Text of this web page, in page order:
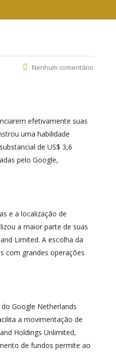
Nenhum comentário
efetivamente suas
uma habilidade
de US$ 3,6
pelo Google,
e a localização de
a maior parte de suas
Limited. A escolha da
com grandes operações
Google Netherlands
a movimentação de
Holdings Unlimited,
de fundos permite ao